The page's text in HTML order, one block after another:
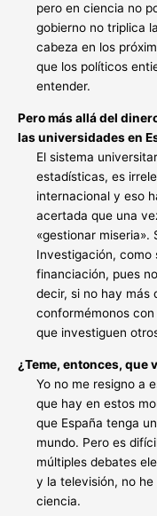
pero en ciencia no
gobierno no triplica
cabeza en los
que los políticos
entender.
Pero más allá del
las universidades en
El sistema
estadísticas, es
internacional y eso
acertada que una
«gestionar miseria».
Investigación, como
financiación, pues
decir, si no hay más
conformémonos
que investiguen
¿Teme, entonces, que
Yo no me resigno a
que hay en estos
que España tenga
mundo. Pero es
múltiples debates
y la televisión, no
ciencia.